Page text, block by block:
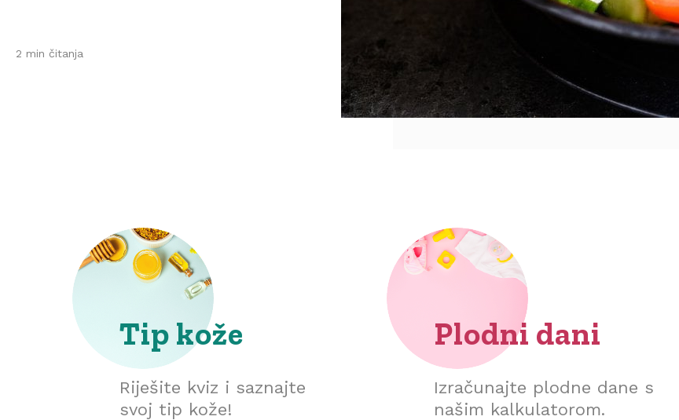
2 min čitanja
Tip kože
Riješite kviz i saznajte
svoj tip kože!
Plodni dani
Izračunajte plodne dane s
našim kalkulatorom.